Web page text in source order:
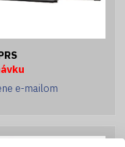
e-mailom